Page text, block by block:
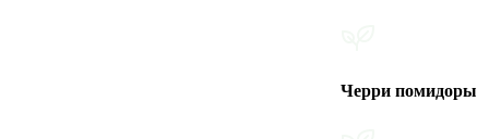
Черри помидоры